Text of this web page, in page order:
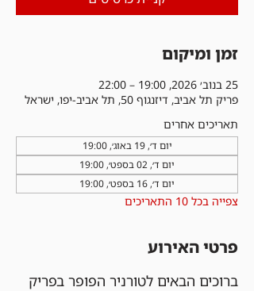
זמן ומיקום
25 בנוב׳ 2026, 19:00 – 22:00
פריק תל אביב, דיזנגוף 50, תל אביב-יפו, ישראל
תאריכים אחרים
יום ד׳, 19 באוג׳, 19:00
יום ד׳, 02 בספט׳, 19:00
יום ד׳, 16 בספט׳, 19:00
צפייה בכל 10 התאריכים
פרטי האירוע
ברוכים הבאים לטורניר הפופר בפריק